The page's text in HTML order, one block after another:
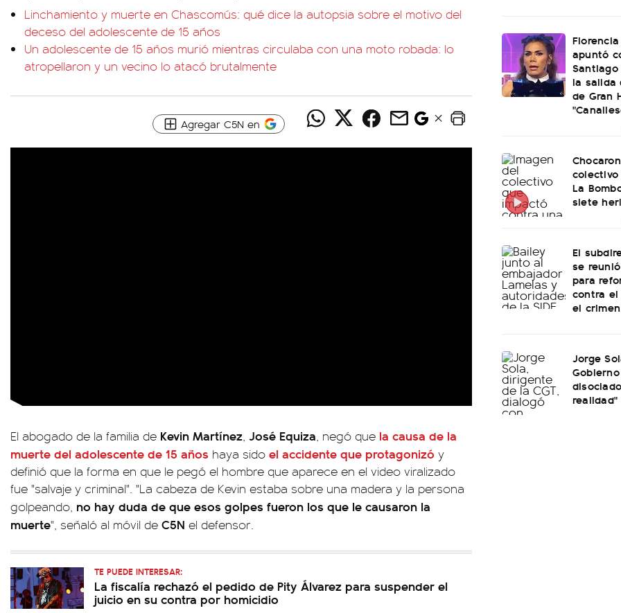
Linchamiento y muerte en Chascomús: qué dice la autopsia sobre el motivo del
deceso del adolescente de 15 años
Un adolescente de 15 años murió mientras circulaba con una moto robada: lo
atropellaron y un vecino lo atacó brutalmente
Agregar C5N en
El abogado de la familia de Kevin Martínez, José Equiza, negó que la causa de la
muerte del adolescente de 15 años haya sido el accidente que protagonizó y
definió que la forma en que le pegó el hombre que aparece en el video viralizado
fue "salvaje y criminal". "La cabeza de Kevin estaba sobre una madera y la persona
golpeando, no hay duda de que esos golpes fueron los que le causaron la
muerte", señaló al móvil de C5N el defensor.
TE PUEDE INTERESAR:
La fiscalía rechazó el pedido de Pity Álvarez para suspender el
juicio en su contra por homicidio
apuntó
la salida
de Gran
La
siete
El
se
para
contra
el
Jorge
realidad"